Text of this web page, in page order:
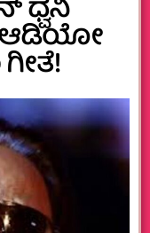
ಧ್ವನಿ
ಆಡಿಯೋ